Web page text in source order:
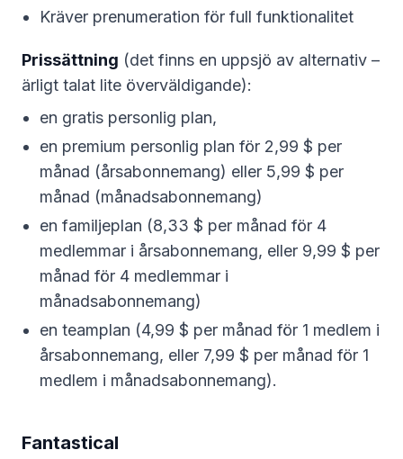
Kräver prenumeration för full funktionalitet
Prissättning (det finns en uppsjö av alternativ –
ärligt talat lite överväldigande):
en gratis personlig plan,
en premium personlig plan för 2,99 $ per
månad (årsabonnemang) eller 5,99 $ per
månad (månadsabonnemang)
en familjeplan (8,33 $ per månad för 4
medlemmar i årsabonnemang, eller 9,99 $ per
månad för 4 medlemmar i
månadsabonnemang)
en teamplan (4,99 $ per månad för 1 medlem i
årsabonnemang, eller 7,99 $ per månad för 1
medlem i månadsabonnemang).
Fantastical